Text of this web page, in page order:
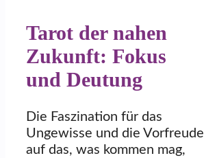
Tarot der nahen
Zukunft: Fokus
und Deutung
Die Faszination für das
Ungewisse und die Vorfreude
auf das, was kommen mag,